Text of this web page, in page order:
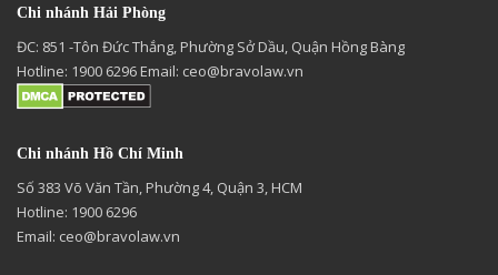
Chi nhánh Hải Phòng
ĐC: 851 -Tôn Đức Thắng, Phường Sở Dầu, Quận Hồng Bàng
Hotline: 1900 6296 Email: ceo@bravolaw.vn
Chi nhánh Hồ Chí Minh
Số 383 Võ Văn Tần, Phường 4, Quận 3, HCM
Hotline: 1900 6296
Email: ceo@bravolaw.vn